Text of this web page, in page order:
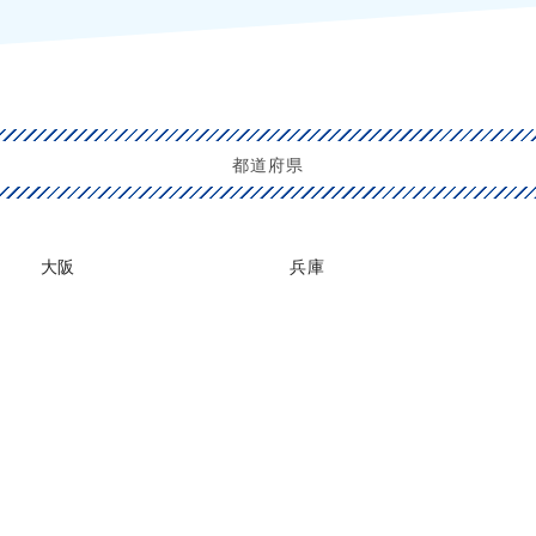
都道府県
大阪 兵庫